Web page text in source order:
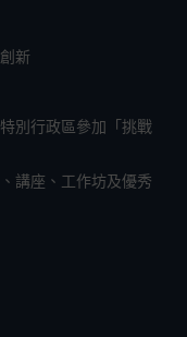
新
別行政區參加「挑戰
講座、工作坊及優秀